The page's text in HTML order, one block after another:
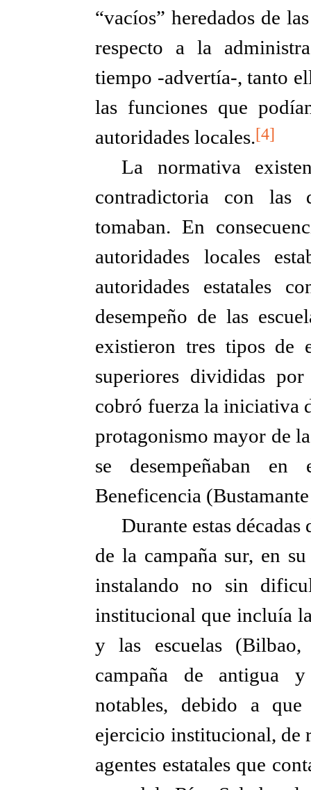
“vacíos” heredados de
respecto a la
tiempo -advertía-, tanto
las funciones que
autoridades locales.[4]
La normativa
contradictoria con las
tomaban. En
autoridades locales
autoridades estatales
desempeño de las
existieron tres tipos de
superiores divididas
cobró fuerza la iniciativa
protagonismo mayor de
se desempeñaban
Beneficencia
Durante estas
de la campaña sur, en
instalando no sin
institucional que incluía
y las escuelas
campaña de antigua
notables, debido a
ejercicio institucional, de
agentes estatales que